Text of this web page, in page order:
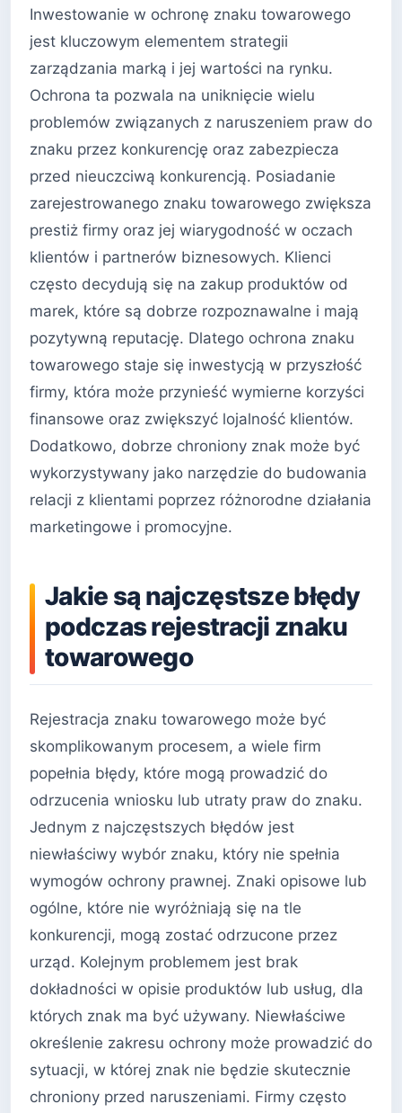
Inwestowanie w ochronę znaku towarowego
jest kluczowym elementem strategii
zarządzania marką i jej wartości na rynku.
Ochrona ta pozwala na uniknięcie wielu
problemów związanych z naruszeniem praw do
znaku przez konkurencję oraz zabezpiecza
przed nieuczciwą konkurencją. Posiadanie
zarejestrowanego znaku towarowego zwiększa
prestiż firmy oraz jej wiarygodność w oczach
klientów i partnerów biznesowych. Klienci
często decydują się na zakup produktów od
marek, które są dobrze rozpoznawalne i mają
pozytywną reputację. Dlatego ochrona znaku
towarowego staje się inwestycją w przyszłość
firmy, która może przynieść wymierne korzyści
finansowe oraz zwiększyć lojalność klientów.
Dodatkowo, dobrze chroniony znak może być
wykorzystywany jako narzędzie do budowania
relacji z klientami poprzez różnorodne działania
marketingowe i promocyjne.
Jakie są najczęstsze błędy
podczas rejestracji znaku
towarowego
Rejestracja znaku towarowego może być
skomplikowanym procesem, a wiele firm
popełnia błędy, które mogą prowadzić do
odrzucenia wniosku lub utraty praw do znaku.
Jednym z najczęstszych błędów jest
niewłaściwy wybór znaku, który nie spełnia
wymogów ochrony prawnej. Znaki opisowe lub
ogólne, które nie wyróżniają się na tle
konkurencji, mogą zostać odrzucone przez
urząd. Kolejnym problemem jest brak
dokładności w opisie produktów lub usług, dla
których znak ma być używany. Niewłaściwe
określenie zakresu ochrony może prowadzić do
sytuacji, w której znak nie będzie skutecznie
chroniony przed naruszeniami. Firmy często